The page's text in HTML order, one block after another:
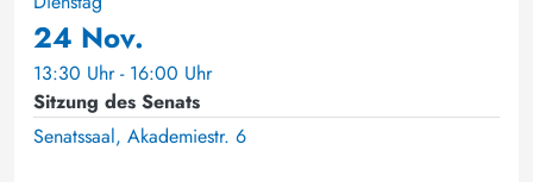
24 Nov.
13:30 Uhr - 16:00 Uhr
Sitzung des Senats
Senatssaal, Akademiestr. 6